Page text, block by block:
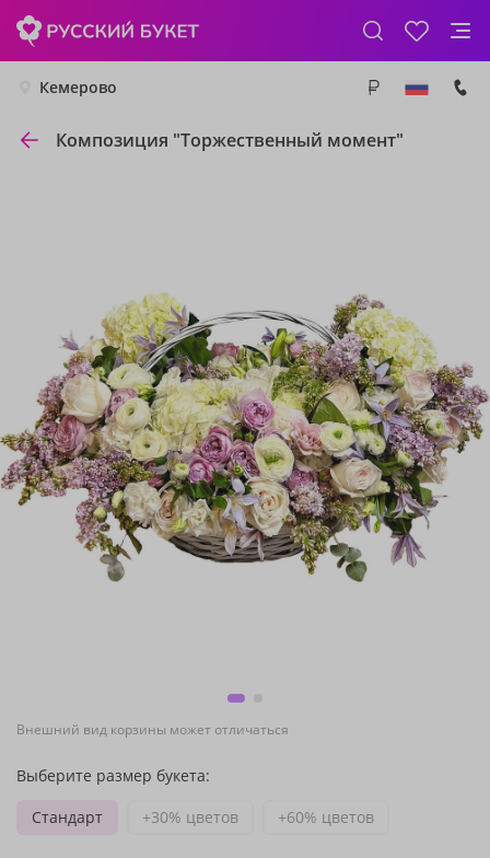
Кемерово
Композиция "Торжественный момент"
Внешний вид корзины может отличаться
Выберите размер букета:
Стандарт
+30% цветов +60% цветов